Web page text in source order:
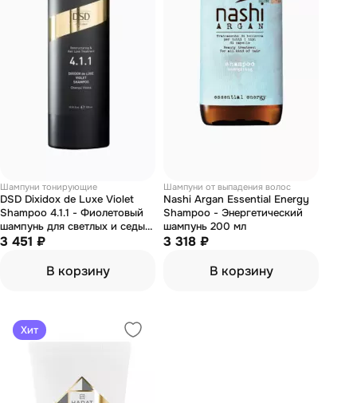
Шампуни тонирующие
DSD Dixidox de Luxe Violet
Shampoo 4.1.1 - Фиолетовый
шампунь для светлых и седых
волос 500 мл
3 451 ₽
В корзину
Шампуни от выпадения волос
Nashi Argan Essential Energy
Shampoo - Энергетический
шампунь 200 мл
3 318 ₽
В корзину
Хит